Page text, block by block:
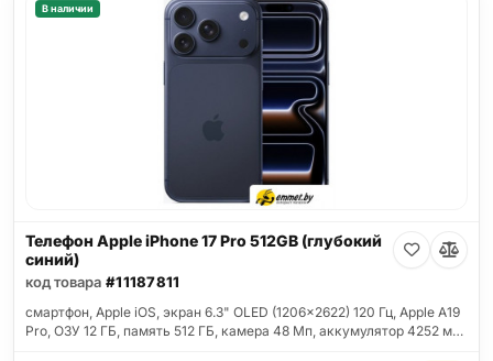
В наличии
Телефон Apple iPhone 17 Pro 512GB (глубокий
синий)
код товара #11187811
смартфон, Apple iOS, экран 6.3" OLED (1206x2622) 120 Гц, Apple A19
Pro, ОЗУ 12 ГБ, память 512 ГБ, камера 48 Мп, аккумулятор 4252 м…